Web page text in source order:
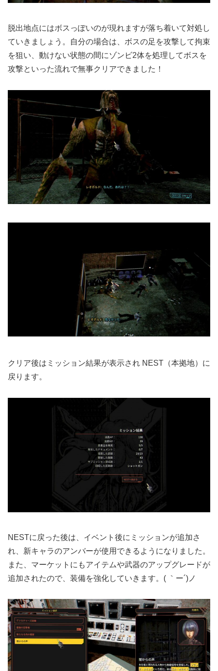
脱出地点にはボスっぽいのが現れますが落ち着いて対処し
ていきましょう。自分の場合は、ボスの足を攻撃して拘束
を狙い、動けない状態の間にゾンビ2体を処理してボスを
攻撃といった流れで無事クリアできました！
クリア後はミッション結果が表示され NEST（本拠地）に
戻ります。
NESTに戻った後は、イベント後にミッションが追加さ
れ、新キャラのアンバーが使用できるようになりました。
また、マーケットにもアイテムや武器のアップグレードが
追加されたので、装備を強化していきます。( ｀ー´)ノ